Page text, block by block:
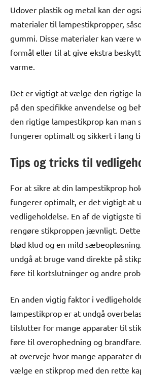
Udover plastik og metal kan der
materialer til lampestikpropper,
gummi. Disse materialer kan være
formål eller til at give ekstra
varme.
Det er vigtigt at vælge den rigtige
på den specifikke anvendelse og
den rigtige lampestikprop kan man
fungerer optimalt og sikkert i lang
Tips og tricks til
For at sikre at din lampestikprop
fungerer optimalt, er det vigtigt at
vedligeholdelse. En af de vigtigste
rengøre stikproppen jævnligt. Dette
blød klud og en mild
undgå at bruge vand direkte på
føre til kortslutninger og andre
En anden vigtig faktor i
lampestikprop er at undgå
tilslutter for mange apparater til
føre til overophedning og
at overveje hvor mange apparater
vælge en stikprop med den rette